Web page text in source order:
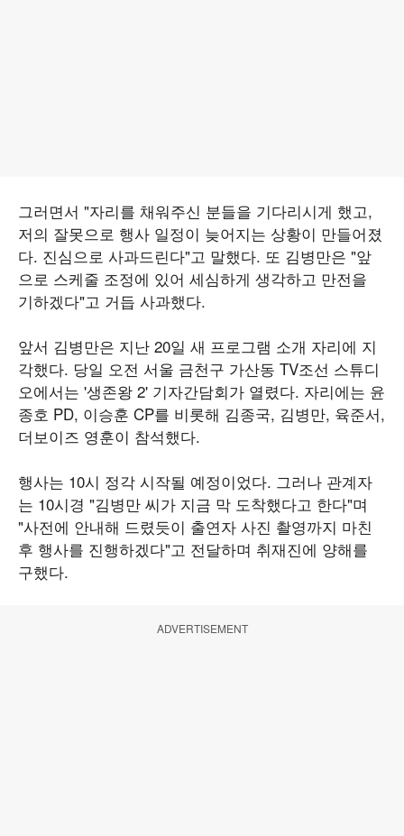
그러면서 "자리를 채워주신 분들을 기다리시게 했고,
저의 잘못으로 행사 일정이 늦어지는 상황이 만들어졌
다. 진심으로 사과드린다"고 말했다. 또 김병만은 "앞
으로 스케줄 조정에 있어 세심하게 생각하고 만전을
기하겠다"고 거듭 사과했다.
앞서 김병만은 지난 20일 새 프로그램 소개 자리에 지
각했다. 당일 오전 서울 금천구 가산동 TV조선 스튜디
오에서는 '생존왕 2' 기자간담회가 열렸다. 자리에는 윤
종호 PD, 이승훈 CP를 비롯해 김종국, 김병만, 육준서,
더보이즈 영훈이 참석했다.
행사는 10시 정각 시작될 예정이었다. 그러나 관계자
는 10시경 "김병만 씨가 지금 막 도착했다고 한다"며
"사전에 안내해 드렸듯이 출연자 사진 촬영까지 마친
후 행사를 진행하겠다"고 전달하며 취재진에 양해를
구했다.
ADVERTISEMENT